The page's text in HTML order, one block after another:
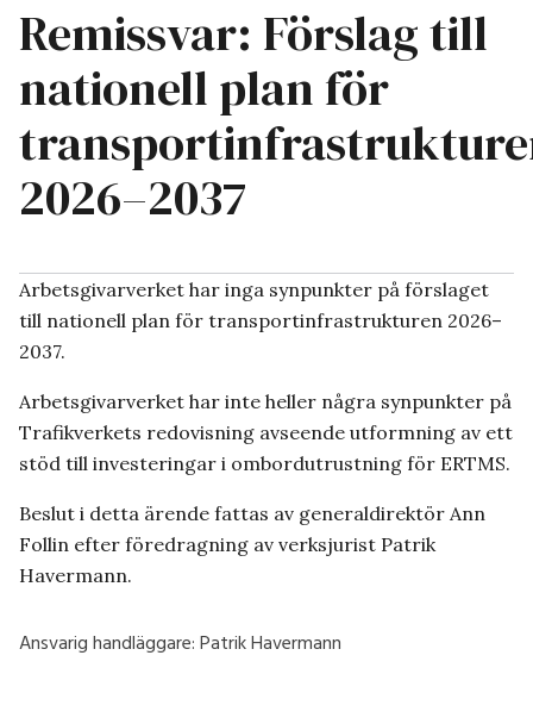
Remissvar: Förslag till
nationell plan för
2026–2037
Arbetsgivarverket har inga synpunkter på förslaget
till nationell plan för transportinfrastrukturen 2026–
2037.
Arbetsgivarverket har inte heller några synpunkter på
Trafikverkets redovisning avseende utformning av ett
stöd till investeringar i ombordutrustning för ERTMS.
Beslut i detta ärende fattas av generaldirektör Ann
Follin efter föredragning av verksjurist Patrik
Havermann.
Ansvarig handläggare:Patrik Havermann